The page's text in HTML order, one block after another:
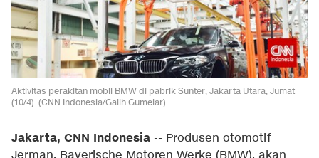
Aktivitas perakitan mobil BMW di pabrik Sunter, Jakarta Utara, Jumat
(10/4). (CNN Indonesia/Galih Gumelar)
Jakarta, CNN Indonesia -- Produsen otomotif